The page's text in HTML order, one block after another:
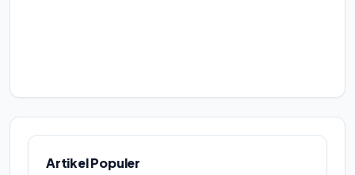
Artikel Populer